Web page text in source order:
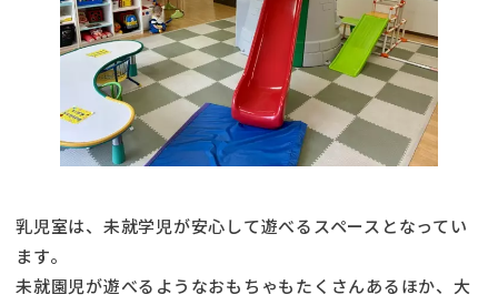
乳児室は、未就学児が安心して遊べるスペースとなってい
ます。
未就園児が遊べるようなおもちゃもたくさんあるほか、大